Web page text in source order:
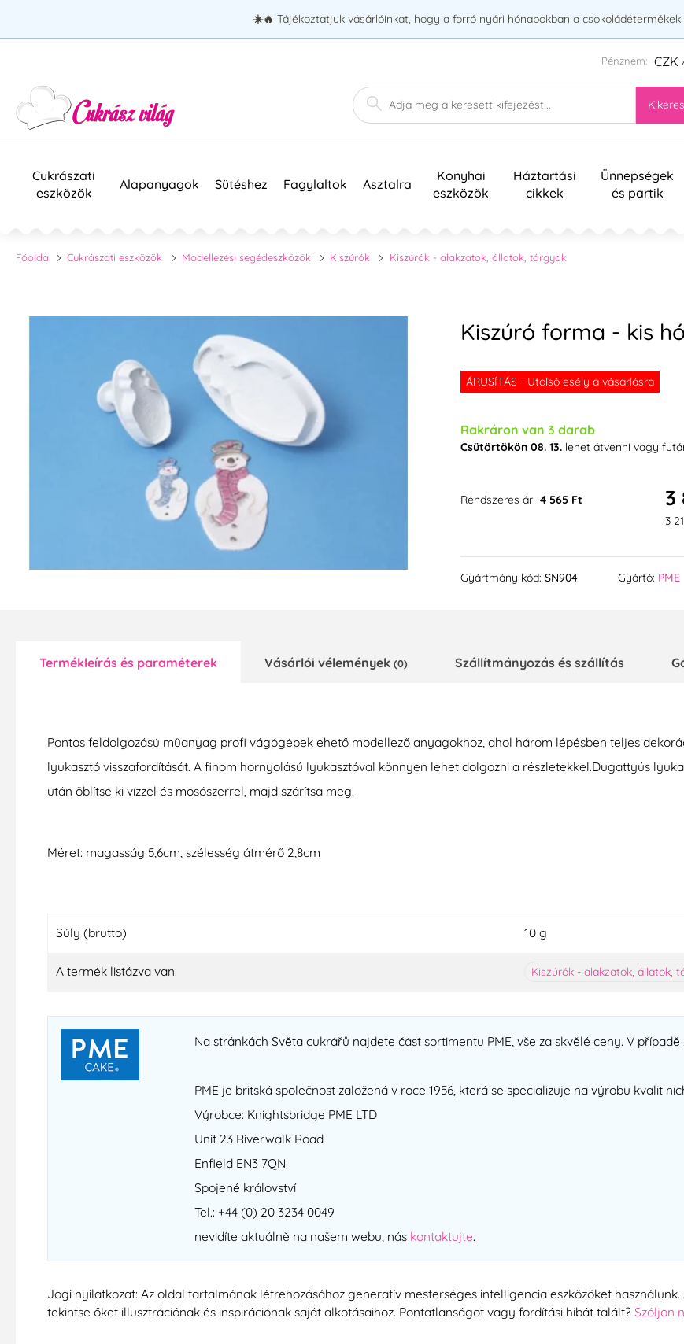
☀️🔥 Tájékoztatjuk vásárlóinkat, hogy a forró nyári hónapokban a
Pénznem: CZK
Cukrászati
eszközök
Alapanyagok Sütéshez Fagylaltok Asztalra
Konyhai
eszközök
Háztartási
cikkek
Ünnepségek
és partik
Főoldal Cukrászati eszközök Modellezési segédeszközök Kiszúrók Kiszúrók - alakzatok, állatok, tárgyak
Kiszúró forma - kis
ÁRUSÍTÁS - Utolsó esély a vásárlásra
Rakráron van 3 darab
Csütörtökön 08. 13.lehet átvenni vagy
Rendszeres ár 4 565 Ft 3
3
Gyártmány kód: SN904 Gyártó: PME
Termékleírás és paraméterek Vásárlói vélemények (0) Szállítmányozás és szállítás
Pontos feldolgozású műanyag profi vágógépek ehető modellező anyagokhoz, ahol három lépésben teljes
lyukasztó visszafordítását. A finom hornyolású lyukasztóval könnyen lehet dolgozni a részletekkel.Dugattyús
után öblítse ki vízzel és mosószerrel, majd szárítsa meg.
Méret: magasság 5,6cm, szélesség átmérő 2,8cm
Súly (brutto) 10 g
A termék listázva van: Kiszúrók - alakzatok, állatok,
Na stránkách Světa cukrářů najdete část sortimentu PME, vše za skvělé ceny. V
PME je britská společnost založená v roce 1956, která se specializuje na výrobu kvalit
Výrobce: Knightsbridge PME LTD
Unit 23 Riverwalk Road
Enfield EN3 7QN
Spojené království
Tel.: +44 (0) 20 3234 0049
nevidíte aktuálně na našem webu, nás kontaktujte.
Jogi nyilatkozat: Az oldal tartalmának létrehozásához generatív mesterséges intelligencia eszközöket
tekintse őket illusztrációnak és inspirációnak saját alkotásaihoz. Pontatlanságot vagy fordítási hibát talált? Szóljon